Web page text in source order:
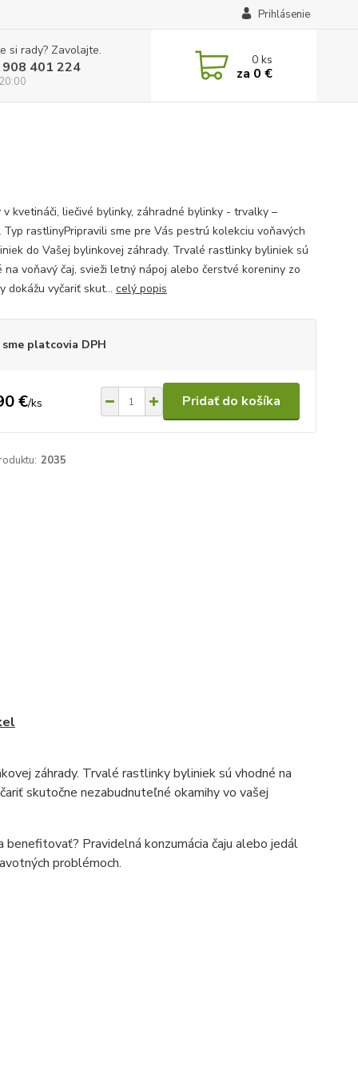
Prihlásenie
si rady? Zavolajte.
401 224 0ks
za 0 €
v kvetináči, liečivé bylinky, záhradné bylinky - trvalky –
Typ rastlinyPripravili sme pre Vás pestrú kolekciu voňavých
do Vašej bylinkovej záhrady. Trvalé rastlinky byliniek sú
na voňavý čaj, svieži letný nápoj alebo čerstvé koreniny zo
dokážu vyčariť skut... celý popis
sme platcovia DPH
€/ks Pridať do košíka
2035
záhrady. Trvalé rastlinky byliniek sú vhodné na
skutočne nezabudnuteľné okamihy vo vašej
Pravidelná konzumácia čaju alebo jedál
problémoch.